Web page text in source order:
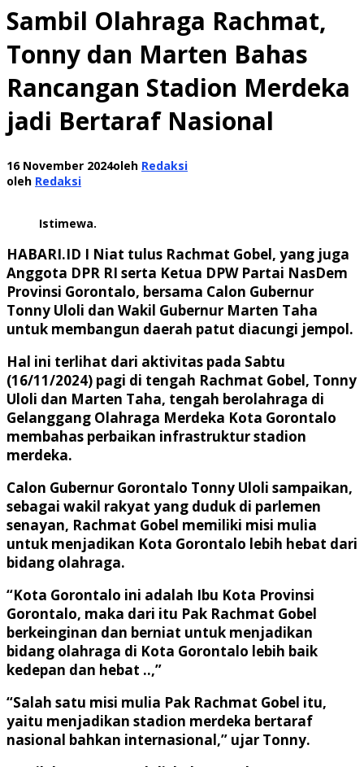
Sambil Olahraga Rachmat,
Tonny dan Marten Bahas
Rancangan Stadion Merdeka
jadi Bertaraf Nasional
16 November 2024oleh Redaksi
oleh Redaksi
Istimewa.
HABARI.ID I Niat tulus Rachmat Gobel, yang juga
Anggota DPR RI serta Ketua DPW Partai NasDem
Provinsi Gorontalo, bersama Calon Gubernur
Tonny Uloli dan Wakil Gubernur Marten Taha
untuk membangun daerah patut diacungi jempol.
Hal ini terlihat dari aktivitas pada Sabtu
(16/11/2024) pagi di tengah Rachmat Gobel, Tonny
Uloli dan Marten Taha, tengah berolahraga di
Gelanggang Olahraga Merdeka Kota Gorontalo
membahas perbaikan infrastruktur stadion
merdeka.
Calon Gubernur Gorontalo Tonny Uloli sampaikan,
sebagai wakil rakyat yang duduk di parlemen
senayan, Rachmat Gobel memiliki misi mulia
untuk menjadikan Kota Gorontalo lebih hebat dari
bidang olahraga.
“Kota Gorontalo ini adalah Ibu Kota Provinsi
Gorontalo, maka dari itu Pak Rachmat Gobel
berkeinginan dan berniat untuk menjadikan
bidang olahraga di Kota Gorontalo lebih baik
kedepan dan hebat ..,”
“Salah satu misi mulia Pak Rachmat Gobel itu,
yaitu menjadikan stadion merdeka bertaraf
nasional bahkan internasional,” ujar Tonny.